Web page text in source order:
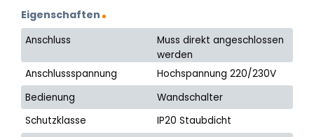
Eigenschaften
Anschluss
Muss direkt angeschlossen
werden
Anschlussspannung
Hochspannung 220/230V
Bedienung
Wandschalter
Schutzklasse
IP20 Staubdicht